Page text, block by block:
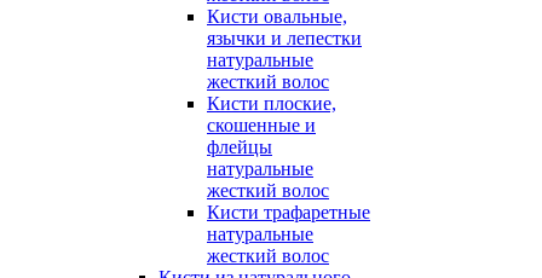
Кисти овальные,
язычки и лепестки
натуральные
жесткий волос
Кисти плоские,
скошенные и
флейцы
натуральные
жесткий волос
Кисти трафаретные
натуральные
жесткий волос